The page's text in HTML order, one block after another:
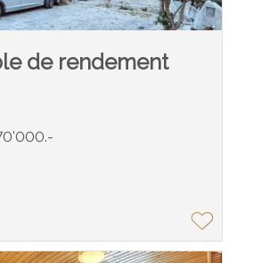
de rendement